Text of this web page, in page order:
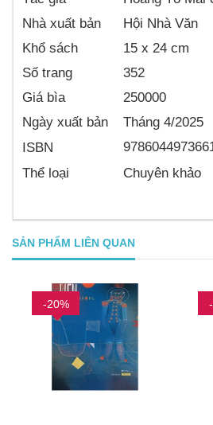
Nhà xuất bản
Hội Nhà Văn
Khổ sách
15 x 24 cm
Số trang
352
Giá bìa
250000
Ngày xuất bản
Tháng 4/2025
ISBN
Thể loại
Chuyên khảo
SẢN PHẨM LIÊN QUAN
-20%